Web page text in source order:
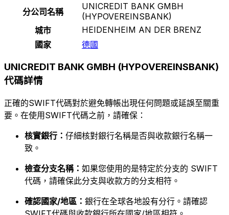
分公司名稱
UNICREDIT BANK GMBH
(HYPOVEREINSBANK)
城市
HEIDENHEIM AN DER BRENZ
國家
德國
UNICREDIT BANK GMBH (HYPOVEREINSBANK)
代碼詳情
正確的SWIFT代碼對於避免轉帳出現任何問題或延誤至關重
要。在使用SWIFT代碼之前，請確保：
核實銀行： 仔細核對銀行名稱是否與收款銀行名稱一
致。
檢查分支名稱： 如果您使用的是特定於分支的 SWIFT
代碼，請確保此分支與收款方的分支相符。
確認國家/地區： 銀行在全球各地設有分行。請確認